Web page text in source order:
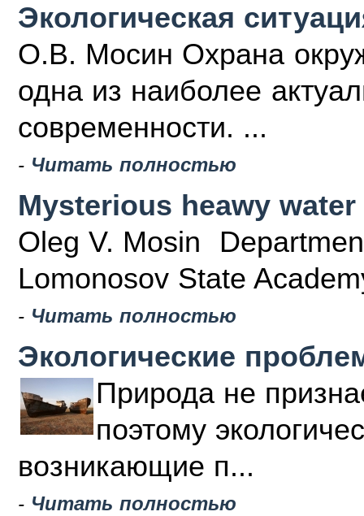
Экологическая
О.В. Мосин Охрана
одна из наиболее
современности. ...
- Читать полностью
Mysterious heawy water
Oleg V. Mosin
Lomonosov State
- Читать полностью
Экологические
Природа не
поэтому
возникающие п...
- Читать полностью